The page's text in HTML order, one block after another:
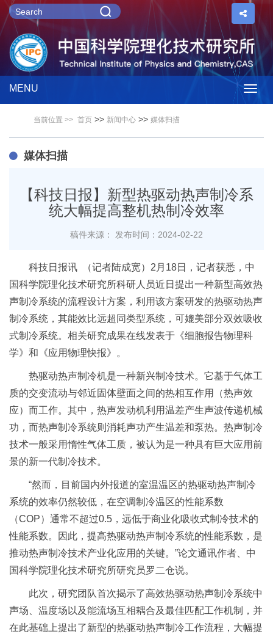
MENU
当前位置 >> 首页 >> 新闻中心 >> 媒体扫描
媒体扫描
【科技日报】新型热驱动热声制冷系
统大幅提高整机热制冷效率
稿件来源： 发布时间：2024-02-22
科技日报讯 （记者陆成宽）2月18日，记者获悉，中
国科学院理化技术研究所科研人员近日提出一种新型高效热
声制冷系统的流程设计方案，利用该方案研发的热驱动热声
制冷系统，其能效比远超同类型系统，可媲美部分双效吸收
式制冷系统。相关研究成果在线发表于《细胞报告物理科
学》和《应用物理快报》。
热驱动热声制冷机是一种新兴制冷技术。它基于气体工
质的交变流动与邻近固体壁面之间的热相互作用（热声效
应）而工作。其中，热声发动机利用温差产生声波传递机械
功，而热声制冷系统则消耗声功产生温差和泵热。热声制冷
技术一般采用惰性气体工质，被认为是一种具有巨大应用前
景的新一代制冷技术。
“然而，目前国内外报道的室温温区的热驱动热声制冷
系统的效率仍然较低，在空调制冷温区的性能系数
（COP）通常不超过0.5，远低于商业化吸收式制冷技术的
性能系数。因此，提高热驱动热声制冷系统的性能系数，是
推动热声制冷技术产业化应用的关键。”论文通讯作者、中
国科学院理化技术研究所研究员罗二仓说。
此次，研究团队首次揭示了高效热驱动热声制冷系统中
声场、温度场以及能流场互相耦合及最佳匹配工作机制，并
在此基础上提出了新型的热驱动热声制冷工作流程，大幅提